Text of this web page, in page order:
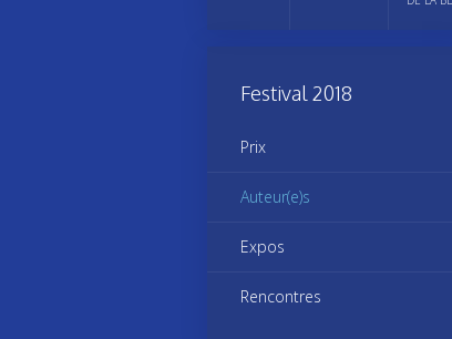
Festival 2018
Prix
Auteur(e)s
Expos
Rencontres